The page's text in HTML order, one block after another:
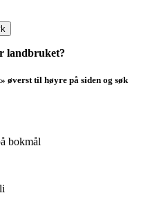
landbruket?
øverst til høyre på siden og søk
bokmål